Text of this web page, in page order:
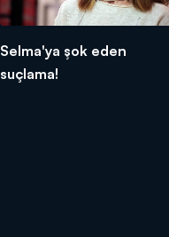
Selma'ya şok eden
suçlama!